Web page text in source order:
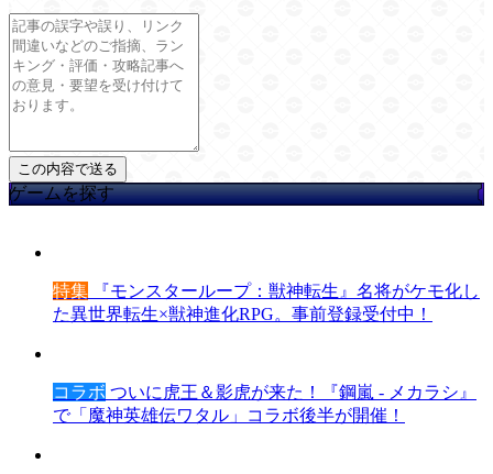
ゲームを探す
特集 『モンスターループ：獣神転生』名将がケモ化し
た異世界転生×獣神進化RPG。事前登録受付中！
コラボ ついに虎王＆影虎が来た！『鋼嵐 - メカラシ』
で「魔神英雄伝ワタル」コラボ後半が開催！